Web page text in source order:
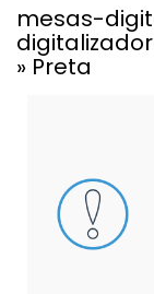
mesas-
» Preta